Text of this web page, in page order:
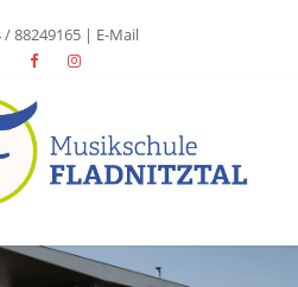
/ 88249165| E-Mail